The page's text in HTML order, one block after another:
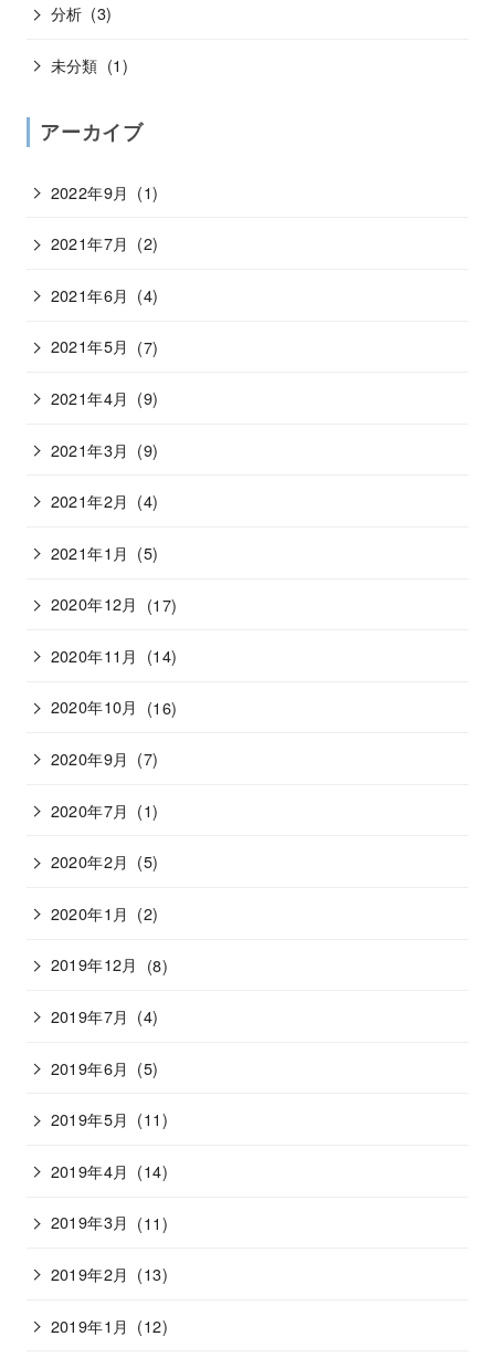
分析 (3)
未分類 (1)
アーカイブ
2022年9月 (1)
2021年7月 (2)
2021年6月 (4)
2021年5月 (7)
2021年4月 (9)
2021年3月 (9)
2021年2月 (4)
2021年1月 (5)
2020年12月 (17)
2020年11月 (14)
2020年10月 (16)
2020年9月 (7)
2020年7月 (1)
2020年2月 (5)
2020年1月 (2)
2019年12月 (8)
2019年7月 (4)
2019年6月 (5)
2019年5月 (11)
2019年4月 (14)
2019年3月 (11)
2019年2月 (13)
2019年1月 (12)